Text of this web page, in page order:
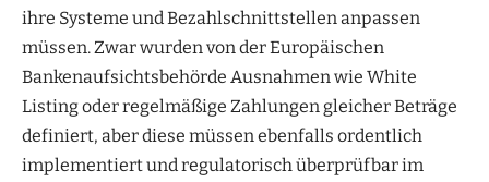
ihre Systeme und Bezahlschnittstellen anpassen
müssen. Zwar wurden von der Europäischen
Bankenaufsichtsbehörde Ausnahmen wie White
Listing oder regelmäßige Zahlungen gleicher Beträge
definiert, aber diese müssen ebenfalls ordentlich
implementiert und regulatorisch überprüfbar im